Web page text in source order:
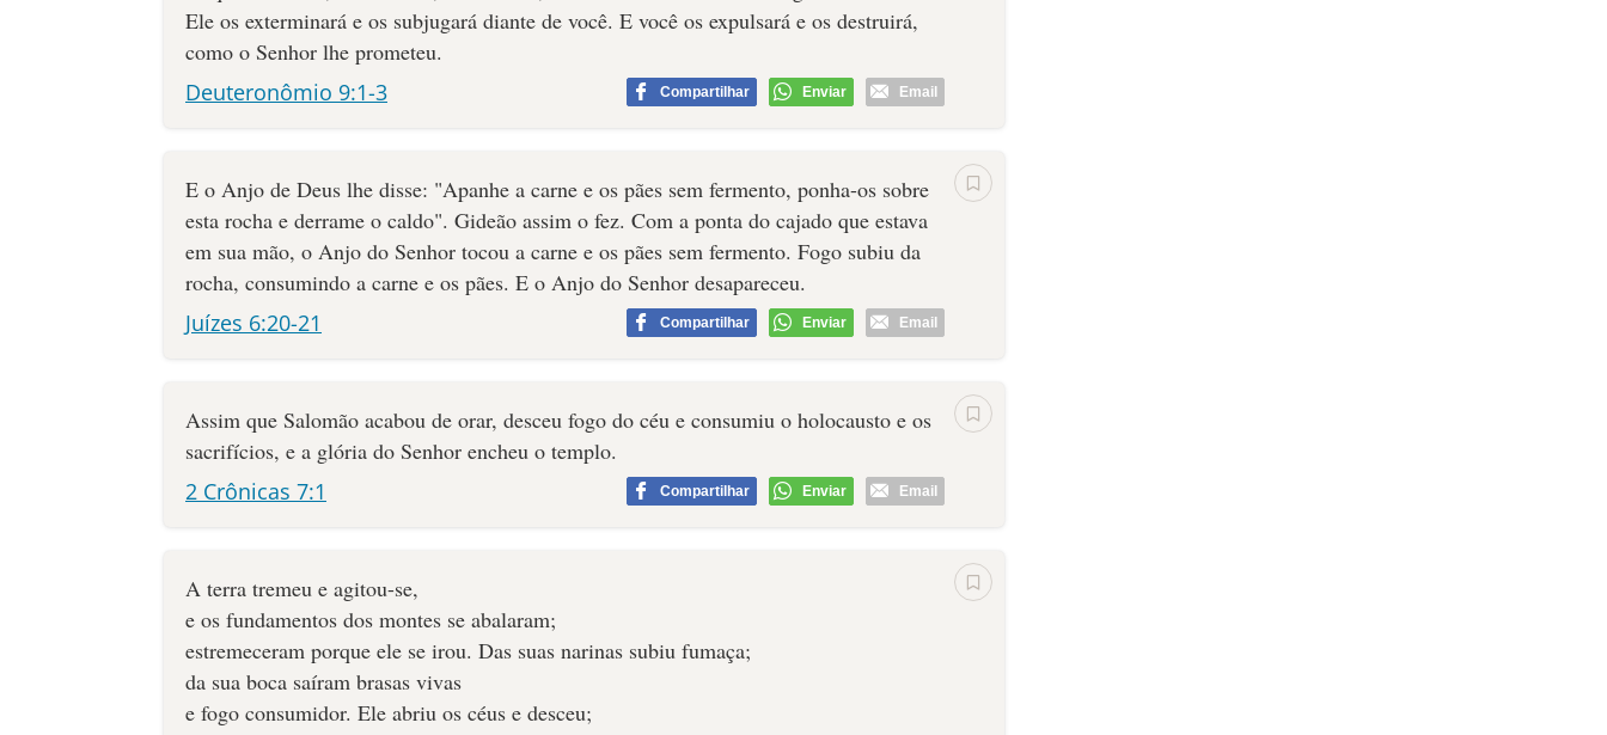
Ele os exterminará e os subjugará diante de você. E você os expulsará e os destruirá,
como o Senhor lhe prometeu.
Deuteronômio 9:1-3
Compartilhar Enviar Email
E o Anjo de Deus lhe disse: "Apanhe a carne e os pães sem fermento, ponha-os sobre
esta rocha e derrame o caldo". Gideão assim o fez. Com a ponta do cajado que estava
em sua mão, o Anjo do Senhor tocou a carne e os pães sem fermento. Fogo subiu da
rocha, consumindo a carne e os pães. E o Anjo do Senhor desapareceu.
Juízes 6:20-21
Compartilhar Enviar Email
Assim que Salomão acabou de orar, desceu fogo do céu e consumiu o holocausto e os
sacrifícios, e a glória do Senhor encheu o templo.
2 Crônicas 7:1
Compartilhar Enviar Email
A terra tremeu e agitou-se,
e os fundamentos dos montes se abalaram;
estremeceram porque ele se irou. Das suas narinas subiu fumaça;
da sua boca saíram brasas vivas
e fogo consumidor. Ele abriu os céus e desceu;